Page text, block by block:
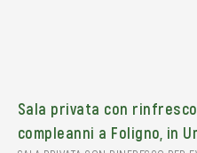
Sala privata con
compleanni a Foligno, in